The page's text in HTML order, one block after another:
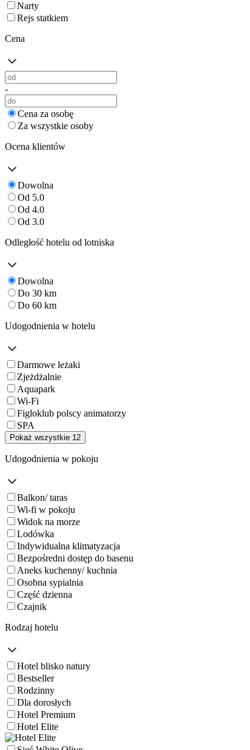
Narty
Rejs statkiem
Cena
-
Cena za osobę
Za wszystkie osoby
Ocena klientów
Dowolna
Od 5.0
Od 4.0
Od 3.0
Odległość hotelu od lotniska
Dowolna
Do 30 km
Do 60 km
Udogodnienia w hotelu
Darmowe leżaki
Zjeżdżalnie
Aquapark
Wi-Fi
Figloklub polscy animatorzy
SPA
Pokaż wszystkie 12
Udogodnienia w pokoju
Balkon/ taras
Wi-fi w pokoju
Widok na morze
Lodówka
Indywidualna klimatyzacja
Bezpośredni dostęp do basenu
Aneks kuchenny/ kuchnia
Osobna sypialnia
Część dzienna
Czajnik
Rodzaj hotelu
Hotel blisko natury
Bestseller
Rodzinny
Dla dorosłych
Hotel Premium
Hotel Elite